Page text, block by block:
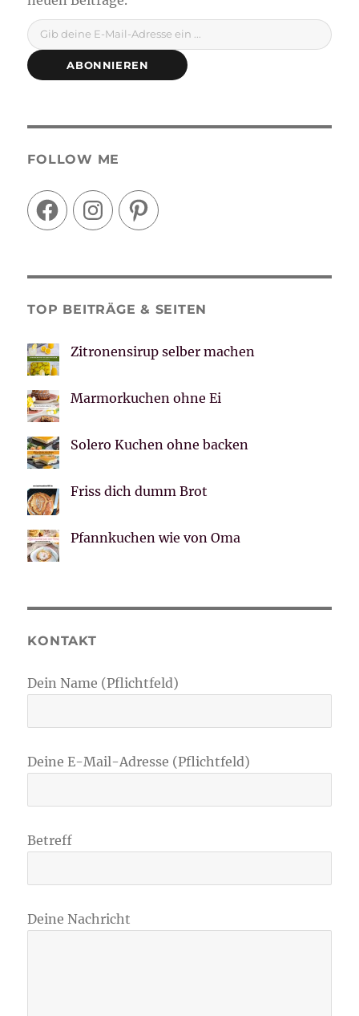
Gib deine E-Mail-Adresse ein ...
ABONNIEREN
FOLLOW ME
FacebookInstagramPinterest
TOP BEITRÄGE & SEITEN
Zitronensirup selber machen
Marmorkuchen ohne Ei
Solero Kuchen ohne backen
Friss dich dumm Brot
Pfannkuchen wie von Oma
KONTAKT
Dein Name (Pflichtfeld)
Deine E-Mail-Adresse (Pflichtfeld)
Betreff
Deine Nachricht